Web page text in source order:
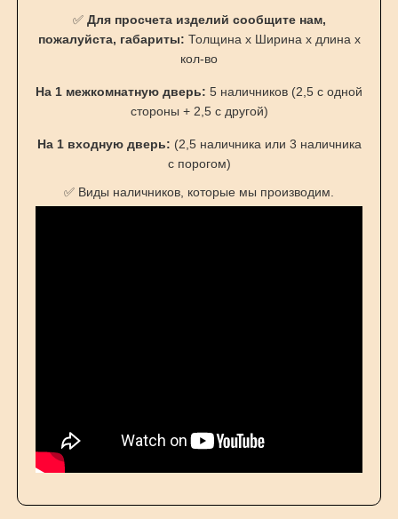
✅ Для просчета изделий сообщите нам,
пожалуйста, габариты: Толщина х Ширина х длина х
кол-во
На 1 межкомнатную дверь: 5 наличников (2,5 с одной
стороны + 2,5 с другой)
На 1 входную дверь: (2,5 наличника или 3 наличника
с порогом)
✅ Виды наличников, которые мы производим.